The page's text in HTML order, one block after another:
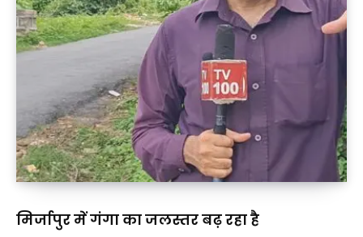
मिर्जापुर में गंगा का जलस्तर बढ़ रहा है